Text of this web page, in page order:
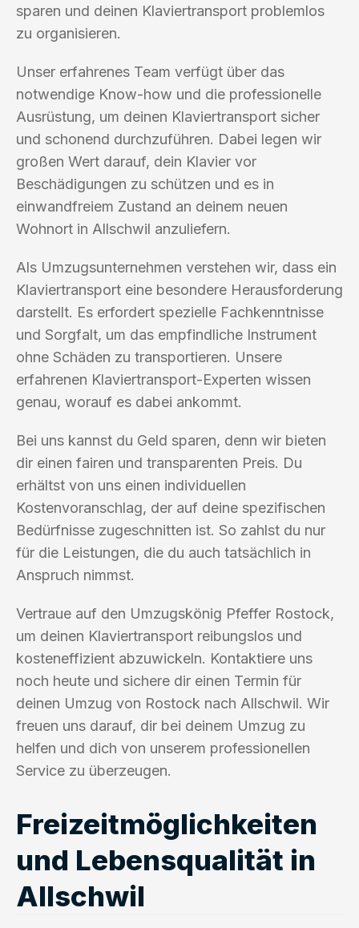
sparen und deinen Klaviertransport problemlos
zu organisieren.
Unser erfahrenes Team verfügt über das
notwendige Know-how und die professionelle
Ausrüstung, um deinen Klaviertransport sicher
und schonend durchzuführen. Dabei legen wir
großen Wert darauf, dein Klavier vor
Beschädigungen zu schützen und es in
einwandfreiem Zustand an deinem neuen
Wohnort in Allschwil anzuliefern.
Als Umzugsunternehmen verstehen wir, dass ein
Klaviertransport eine besondere Herausforderung
darstellt. Es erfordert spezielle Fachkenntnisse
und Sorgfalt, um das empfindliche Instrument
ohne Schäden zu transportieren. Unsere
erfahrenen Klaviertransport-Experten wissen
genau, worauf es dabei ankommt.
Bei uns kannst du Geld sparen, denn wir bieten
dir einen fairen und transparenten Preis. Du
erhältst von uns einen individuellen
Kostenvoranschlag, der auf deine spezifischen
Bedürfnisse zugeschnitten ist. So zahlst du nur
für die Leistungen, die du auch tatsächlich in
Anspruch nimmst.
Vertraue auf den Umzugskönig Pfeffer Rostock,
um deinen Klaviertransport reibungslos und
kosteneffizient abzuwickeln. Kontaktiere uns
noch heute und sichere dir einen Termin für
deinen Umzug von Rostock nach Allschwil. Wir
freuen uns darauf, dir bei deinem Umzug zu
helfen und dich von unserem professionellen
Service zu überzeugen.
Freizeitmöglichkeiten
und Lebensqualität in
Allschwil